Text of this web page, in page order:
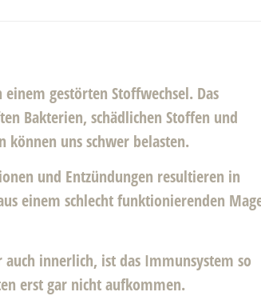
gestörten Stoffwechsel. Das
Bakterien, schädlichen Stoffen und
können uns schwer belasten.
und Entzündungen resultieren in
einem schlecht funktionierenden
innerlich, ist das Immunsystem so
erst gar nicht aufkommen.